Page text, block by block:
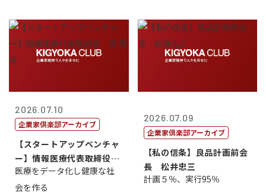
2026.07.10
企業家倶楽部アーカイブ
【スタートアップベンチャ
ー】情報医療代表取締役
原 聖吾
医療をデータ化し健康な社
会を作る
2026.07.09
企業家倶楽部アーカイブ
【私の信条】良品計画前会
長 松井忠三
計画５％、実行95％